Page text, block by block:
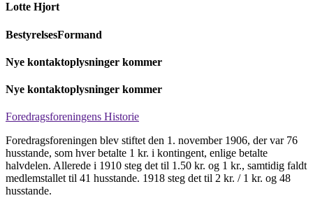
Lotte Hjort
BestyrelsesFormand
Nye kontaktoplysninger kommer
Nye kontaktoplysninger kommer
Foredragsforeningens Historie
Foredragsforeningen blev stiftet den 1. november 1906, der var 76
husstande, som hver betalte 1 kr. i kontingent, enlige betalte
halvdelen. Allerede i 1910 steg det til 1.50 kr. og 1 kr., samtidig faldt
medlemstallet til 41 husstande. 1918 steg det til 2 kr. / 1 kr. og 48
husstande.